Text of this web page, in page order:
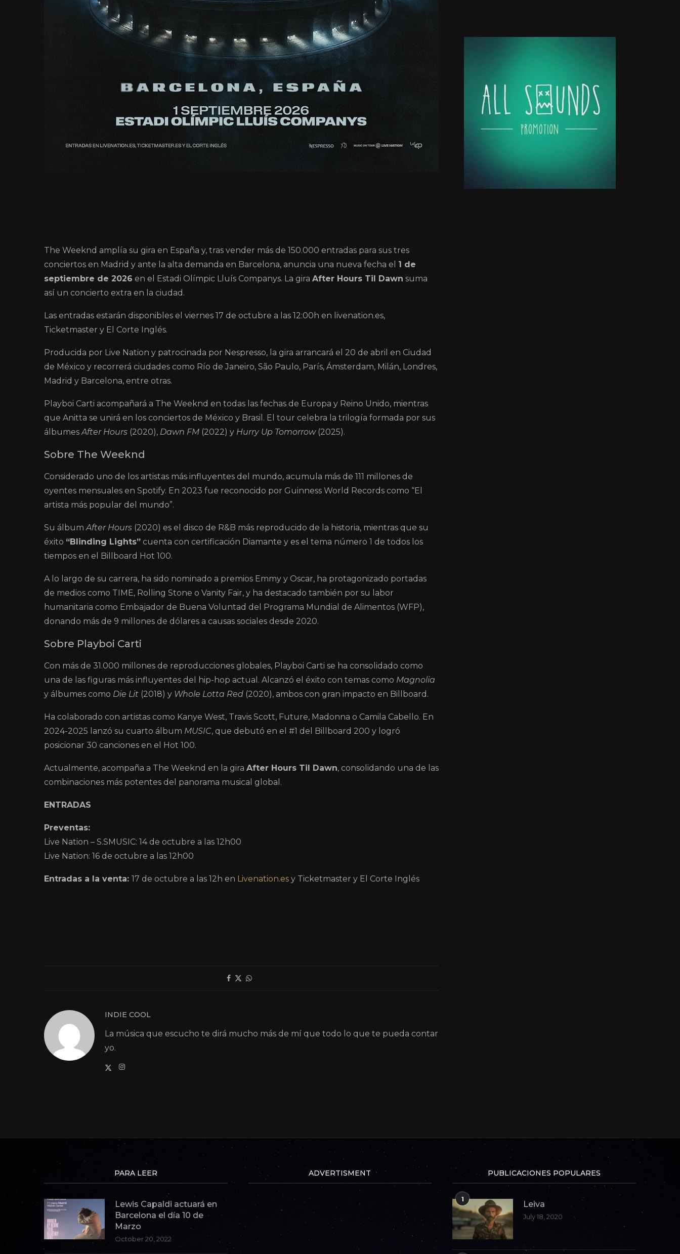
The Weeknd amplía su gira en España y, tras vender más de 150.000 entradas para sus tres
conciertos en Madrid y ante la alta demanda en Barcelona, anuncia una nueva fecha el 1 de
septiembre de 2026 en el Estadi Olímpic Lluís Companys. La gira After Hours Til Dawn suma
así un concierto extra en la ciudad.
Las entradas estarán disponibles el viernes 17 de octubre a las 12:00h en livenation.es,
Ticketmaster y El Corte Inglés.
Producida por Live Nation y patrocinada por Nespresso, la gira arrancará el 20 de abril en Ciudad
de México y recorrerá ciudades como Río de Janeiro, São Paulo, París, Ámsterdam, Milán, Londres,
Madrid y Barcelona, entre otras.
Playboi Carti acompañará a The Weeknd en todas las fechas de Europa y Reino Unido, mientras
que Anitta se unirá en los conciertos de México y Brasil. El tour celebra la trilogía formada por sus
álbumesAfter Hours (2020), Dawn FM (2022) y Hurry Up Tomorrow(2025).
Sobre The Weeknd
Considerado uno de los artistas más influyentes del mundo, acumula más de 111 millones de
oyentes mensuales en Spotify. En 2023 fue reconocido por Guinness World Records como “El
artista más popular del mundo”.
Su álbumAfter Hours (2020) es el disco de R&B más reproducido de la historia, mientras que su
éxito “Blinding Lights” cuenta con certificación Diamante y es el tema número 1 de todos los
tiempos en el Billboard Hot 100.
A lo largo de su carrera, ha sido nominado a premios Emmy y Oscar, ha protagonizado portadas
de medios como TIME, Rolling Stone o Vanity Fair, y ha destacado también por su labor
humanitaria como Embajador de Buena Voluntad del Programa Mundial de Alimentos (WFP),
donando más de 9 millones de dólares a causas sociales desde 2020.
Sobre Playboi Carti
Con más de 31.000 millones de reproducciones globales, Playboi Carti se ha consolidado como
una de las figuras más influyentes del hip-hop actual. Alcanzó el éxito con temas como Magnolia
y álbumes como Die Lit (2018) y Whole Lotta Red (2020), ambos con gran impacto en Billboard.
Ha colaborado con artistas como Kanye West, Travis Scott, Future, Madonna o Camila Cabello. En
2024-2025 lanzó su cuarto álbum MUSIC, que debutó en el #1 del Billboard 200 y logró
posicionar 30 canciones en el Hot 100.
Actualmente, acompaña a The Weeknd en la gira After Hours Til Dawn, consolidando una de las
combinaciones más potentes del panorama musical global.
ENTRADAS
Preventas:
Live Nation – S.SMUSIC: 14 de octubre a las 12h00
Live Nation: 16 de octubre a las 12h00
Entradas a la venta: 17 de octubre a las 12h en Livenation.es y Ticketmaster y El Corte Inglés
INDIE COOL
La música que escucho te dirá mucho más de mí que todo lo que te pueda contar
yo.
PARA LEER
Lewis Capaldi actuará en
Barcelona el día 10 de
Marzo
October 20, 2022
ADVERTISMENT PUBLICACIONES POPULARES
1
Leiva
July 18, 2020